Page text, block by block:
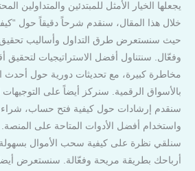
يجعلها الخيار الأمثل للمبتدئين والمتداولين
خلال هذا المقال، سنقدم شرحاً دقيقاً حول
حيث سنستعرض طرق التداول وأساليب تحقيق
وفعّال. سنتناول أفضل الاستراتيجيات لتحقيق
مخاطرة كبيرة، مع تحديثات دورية حول أحدث
بالأسواق الرقمية. سنركز أيضاً على التوجيهات
سنقدم إرشادات حول كيفية فتح حساب، شراء
واستخدام أفضل الأدوات المتاحة على المنصة.
سنلقي نظرة على كيفية سحب الأموال
أرباحك بطريقة مريحة وفعّالة. سنستعرض